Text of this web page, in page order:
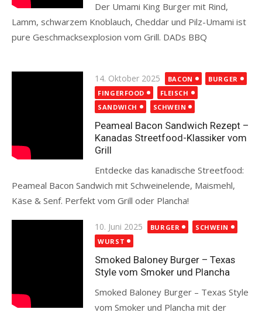
Der Umami King Burger mit Rind,
Lamm, schwarzem Knoblauch, Cheddar und Pilz-Umami ist
pure Geschmacksexplosion vom Grill. DADs BBQ
Posted
on
14. Oktober 2025 BACON
BURGER
FINGERFOOD
FLEISCH
SANDWICH
SCHWEIN
Peameal Bacon Sandwich Rezept –
Kanadas Streetfood-Klassiker vom
Grill
Entdecke das kanadische Streetfood:
Peameal Bacon Sandwich mit Schweinelende, Maismehl,
Käse & Senf. Perfekt vom Grill oder Plancha!
Posted
on
10. Juni 2025 BURGER
SCHWEIN
WURST
Smoked Baloney Burger – Texas
Style vom Smoker und Plancha
Smoked Baloney Burger – Texas Style
vom Smoker und Plancha mit der